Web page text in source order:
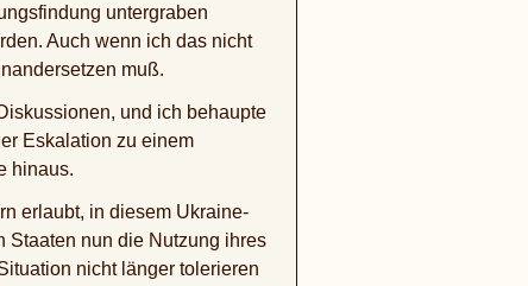
untergraben
Auch wenn ich das nicht
muß.
und ich behaupte
Eskalation zu einem
hinaus.
erlaubt, in diesem Ukraine-
Staaten nun die Nutzung ihres
nicht länger tolerieren